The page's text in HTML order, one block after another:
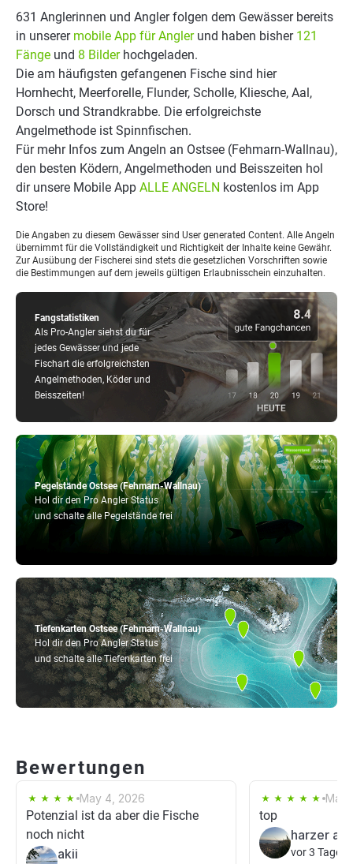
Tiefenkarten Ostsee (Fehmarn-Wallnau)
Hol dir den Pro Angler Status
und schalte alle Tiefenkarten frei
Pegelstände Ostsee (Fehmarn-Wallnau)
Hol dir den Pro Angler Status
und schalte alle Pegelstände frei
Fangstatistiken
Als Pro-Angler siehst du für
jedes Gewässer und jede
Fischart die erfolgreichsten
Angelmethoden, Köder und
Beisszeiten!
631 Anglerinnen und Angler folgen dem Gewässer bereits
in unserer mobile App für Anglerund haben bisher 121
Fänge und 8 Bilderhochgeladen.
Die am häufigsten gefangenen Fische sind hier
Hornhecht, Meerforelle, Flunder, Scholle, Kliesche, Aal,
Dorsch und Strandkrabbe. Die erfolgreichste
Angelmethode ist Spinnfischen.
Für mehr Infos zum Angeln an Ostsee (Fehmarn-Wallnau),
den besten Ködern, Angelmethoden und Beisszeiten hol
dir unsere Mobile App ALLE ANGELN kostenlos im App
Store!
Die Angaben zu diesem Gewässer sind User generated Content. Alle Angeln
übernimmt für die Vollständigkeit und Richtigkeit der Inhalte keine Gewähr.
Zur Ausübung der Fischerei sind stets die gesetzlichen Vorschriften sowie
die Bestimmungen auf dem jeweils gültigen Erlaubnisschein einzuhalten.
Bewertungen
May 4, 2026
Potenzial ist da aber die Fische
noch nicht
akii
Mar
top
harzer
vor 3 Tagen